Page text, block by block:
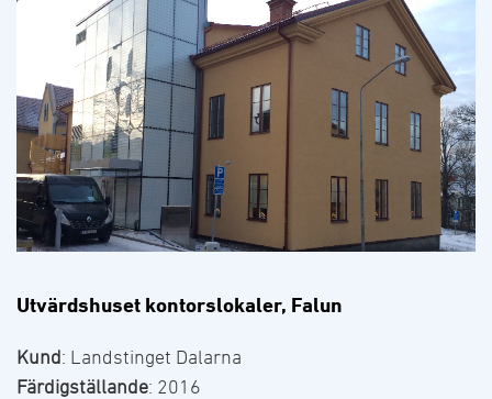
Utvärdshuset kontorslokaler, Falun
Kund: Landstinget Dalarna
Färdigställande: 2016